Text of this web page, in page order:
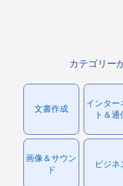
カテゴリー
文書作成
インター
ト＆通
画像＆サウン
ド
ビジネ